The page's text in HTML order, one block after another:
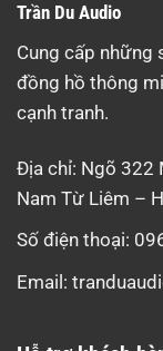
Trần Du Audio
Cung cấp những
đồng hồ thông
cạnh tranh.
Địa chỉ: Ngõ 322
Nam Từ Liêm –
Số điện thoại:
Email: